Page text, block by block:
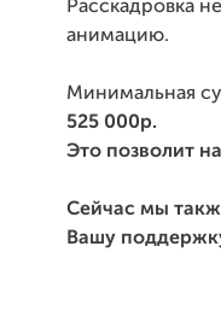
Расскадровка
анимацию.
Минимальная
525 000р.
Это позволит
Сейчас мы
Вашу